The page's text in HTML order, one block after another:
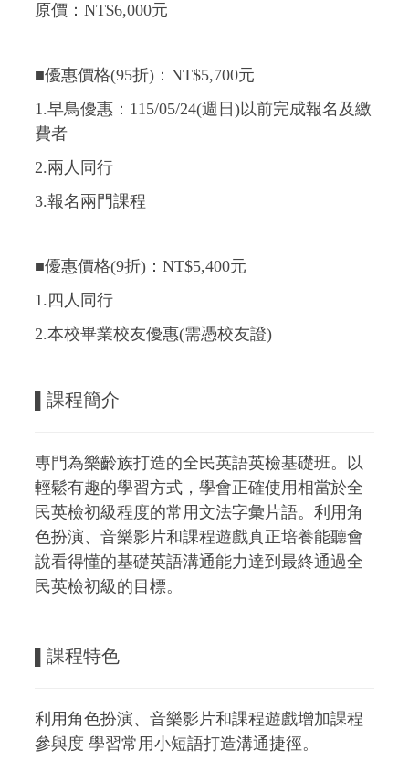
原價：NT$6,000元
■優惠價格(95折)：NT$5,700元
1.早鳥優惠：115/05/24(週日 )以前完成報名及繳
費者
2.兩人同行
3.報名兩門課程
■優惠價格(9折)：NT$5,400元
1.四人同行
2.本校畢業校友優惠(需憑校友證)
課程簡介
專門為樂齡族打造的全民英語英檢基礎班。以
輕鬆有趣的學習方式，學會正確使用相當於全
民英檢初級程度的常用文法字彙片語。利用角
色扮演、音樂影片和課程遊戲真正培養能聽會
說看得懂的基礎英語溝通能力達到最終通過全
民英檢初級的目標。
課程特色
利用角色扮演、音樂影片和課程遊戲增加課程
參與度 學習常用小短語打造溝通捷徑。